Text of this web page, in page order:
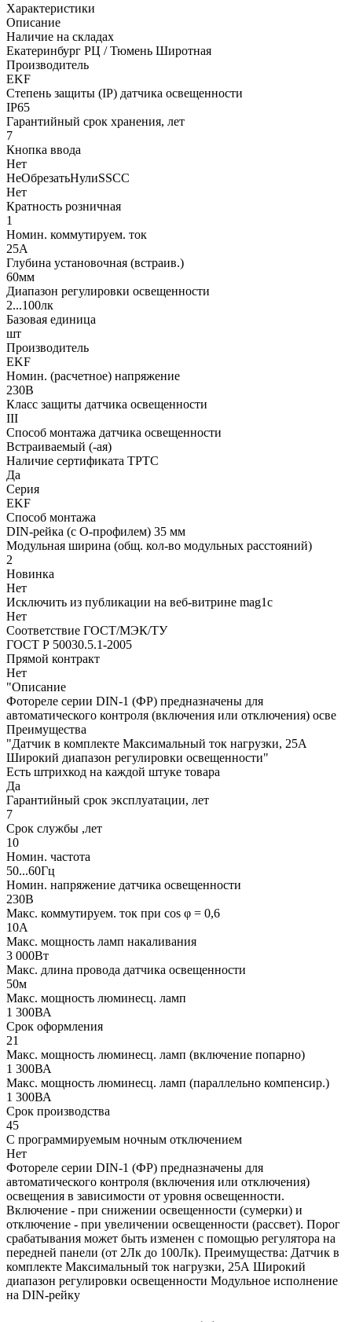
Характеристики
Описание
Наличие на складах
Екатеринбург РЦ / Тюмень Широтная
Производитель
EKF
Степень защиты (IP) датчика освещенности
IP65
Гарантийный срок хранения, лет
7
Кнопка ввода
Нет
НеОбрезатьНулиSSCC
Нет
Кратность розничная
1
Номин. коммутируем. ток
25А
Глубина установочная (встраив.)
60мм
Диапазон регулировки освещенности
2...100лк
Базовая единица
шт
Производитель
EKF
Номин. (расчетное) напряжение
230В
Класс защиты датчика освещенности
III
Способ монтажа датчика освещенности
Встраиваемый (-ая)
Наличие сертификата ТРТС
Да
Серия
EKF
Способ монтажа
DIN-рейка (с O-профилем) 35 мм
Модульная ширина (общ. кол-во модульных расстояний)
2
Новинка
Нет
Исключить из публикации на веб-витрине mag1c
Нет
Соответствие ГОСТ/МЭК/ТУ
ГОСТ Р 50030.5.1-2005
Прямой контракт
Нет
"Описание
Фотореле серии DIN-1 (ФР) предназначены для
автоматического контроля (включения или отключения) осве
Преимущества
"Датчик в комплекте Максимальный ток нагрузки, 25А
Широкий диапазон регулировки освещенности"
Есть штрихкод на каждой штуке товара
Да
Гарантийный срок эксплуатации, лет
7
Срок службы ,лет
10
Номин. частота
50...60Гц
Номин. напряжение датчика освещенности
230В
Макс. коммутируем. ток при cos φ = 0,6
10А
Макс. мощность ламп накаливания
3 000Вт
Макс. длина провода датчика освещенности
50м
Макс. мощность люминесц. ламп
1 300ВА
Срок оформления
21
Макс. мощность люминесц. ламп (включение попарно)
1 300ВА
Макс. мощность люминесц. ламп (параллельно компенсир.)
1 300ВА
Срок производства
45
С программируемым ночным отключением
Нет
Фотореле серии DIN-1 (ФР) предназначены для
автоматического контроля (включения или отключения)
освещения в зависимости от уровня освещенности.
Включение - при снижении освещенности (сумерки) и
отключение - при увеличении освещенности (рассвет). Порог
срабатывания может быть изменен с помощью регулятора на
передней панели (от 2Лк до 100Лк). Преимущества: Датчик в
комплекте Максимальный ток нагрузки, 25А Широкий
диапазон регулировки освещенности Модульное исполнение
на DIN-рейку